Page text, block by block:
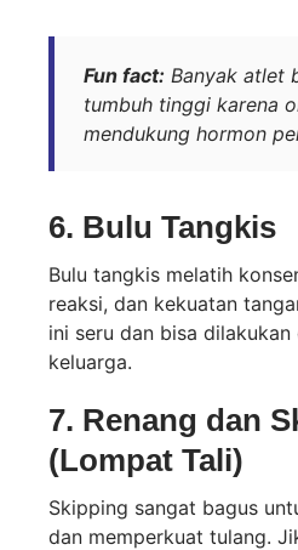
Fun fact: Banyak atlet
tumbuh tinggi karena
mendukung hormon
6. Bulu Tangkis
Bulu tangkis melatih
reaksi, dan kekuatan
ini seru dan bisa
keluarga.
7. Renang dan
(Lompat Tali)
Skipping sangat bagus
dan memperkuat tulang.